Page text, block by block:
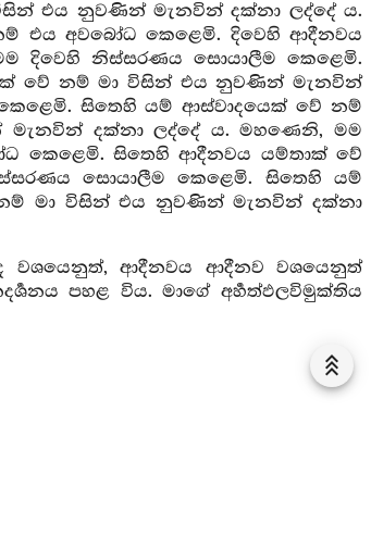
එය නුවණින් මැනවින් දක්නා ලද්දේ ය.
එය අවබෝධ කෙළෙමි. දිවෙහි ආදීනවය
දිවෙහි නිස්සරණය සොයාලීම කෙළෙමි.
වේ නම් මා විසින් එය නුවණින් මැනවින්
සිතෙහි යම් ආස්වාදයෙක් වේ නම්
දක්නා ලද්දේ ය. මහණෙනි, මම
කෙළෙමි. සිතෙහි ආදීනවය යම්තාක් වේ
සොයාලීම කෙළෙමි. සිතෙහි යම්
මා විසින් එය නුවණින් මැනවින් දක්නා
වශයෙනුත්, ආදීනවය ආදීනව වශයෙනුත්
පහළ විය. මාගේ අර්‍හත්ඵලවිමුක්තිය